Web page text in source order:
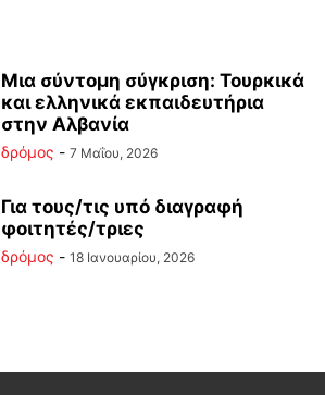
Mια σύντομη σύγκριση: Τουρκικά
και ελληνικά εκπαιδευτήρια
στην Αλβανία
δρόμος - 7 Μαΐου, 2026
Για τους/τις υπό διαγραφή
φοιτητές/τριες
δρόμος - 18 Ιανουαρίου, 2026